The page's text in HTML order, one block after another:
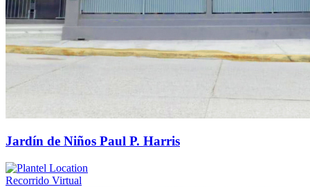
Jardín de Niños Paul P. Harris
Recorrido Virtual